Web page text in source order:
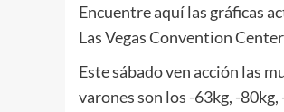
Encuentre aquí las gráficas
Las Vegas Convention
Este sábado ven acción las
varones son los -63kg, -80kg,